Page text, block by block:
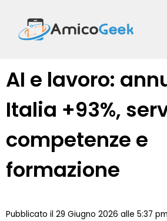
contenuto
AI e lavoro:
Italia +93%,
competenze e
formazione
Pubblicato il 29 Giugno 2026 alle 5:37 pm